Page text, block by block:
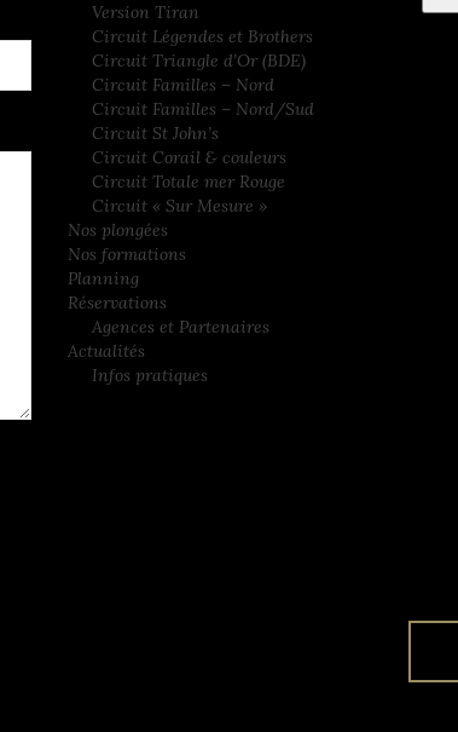
Version Tiran
Circuit Légendes et Brothers
Circuit Triangle d’Or (BDE)
Circuit Familles – Nord
Circuit Familles – Nord/Sud
Circuit St John’s
Circuit Corail & couleurs
Circuit Totale mer Rouge
Circuit « Sur Mesure »
Nos plongées
Nos formations
Planning
Réservations
Agences et Partenaires
Actualités
Infos pratiques